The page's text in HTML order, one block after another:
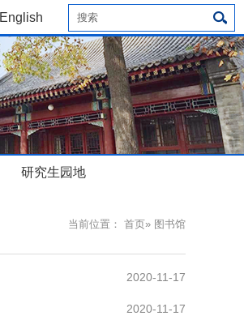
English
研究生园地
当前位置： 首页» 图书馆
2020-11-17
2020-11-17